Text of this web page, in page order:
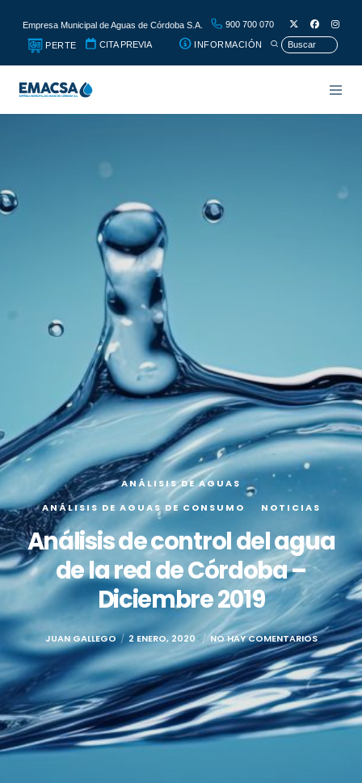
Empresa Municipal de Aguas de Córdoba S.A. 900 700 070
PERTE CITA PREVIA INFORMACIÓN
ANÁLISIS DE AGUAS
ANÁLISIS DE AGUAS DE CONSUMO
NOTICIAS
Análisis de control del agua
de la red de Córdoba –
Diciembre 2019
JUAN GALLEGO 2 ENERO, 2020 NO HAY COMENTARIOS